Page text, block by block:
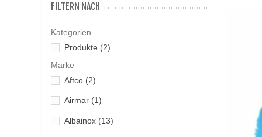
FILTERN NACH
Kategorien
Produkte (2)
Marke
Aftco (2)
Airmar (1)
Albainox (13)